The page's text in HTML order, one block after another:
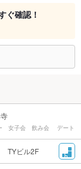
ぐ確認！
女子会 飲み会 デート
TYビル2F